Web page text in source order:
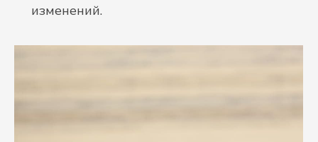
изменений.